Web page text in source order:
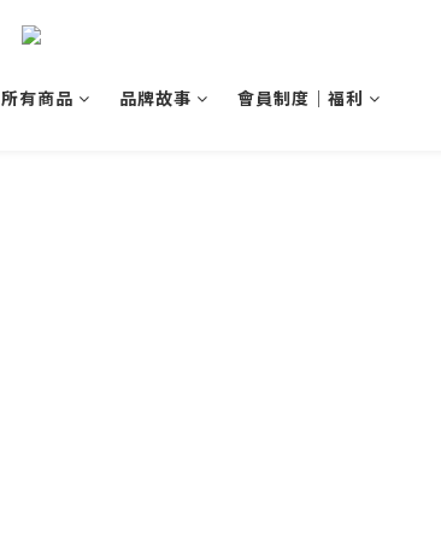
所有商品 品牌故事 會員制度｜福利